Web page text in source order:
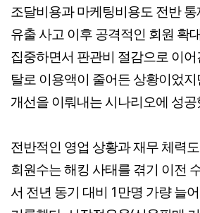
조달비용과 마케팅비용도 전반
유출 사고 이후 공격적인 회원 확
집중하면서 판관비 절감으로 이
탈로 이용액이 줄어든 상황이었
개선을 이뤄내는 시나리오에 성
전반적인 영업 상황과 재무 체력
회원수는 해킹 사태를 겪기 이전
서 전년 동기 대비 1만명 가량 늘